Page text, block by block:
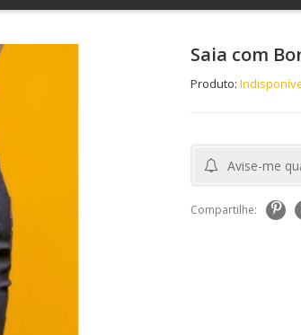
Saia com
Produto:
Avise-me
Compartilhe: